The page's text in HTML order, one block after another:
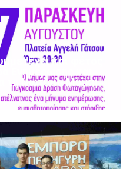
και φέτος
Ενημέρωσης και
τη Νωτιαία Μυϊκή